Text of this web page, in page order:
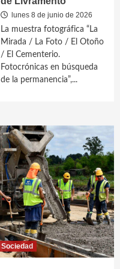
lunes 8 de junio de 2026
La muestra fotográfica “La
Mirada / La Foto / El Otoño
/ El Cementerio.
Fotocrónicas en búsqueda
de la permanencia”,...
Sociedad